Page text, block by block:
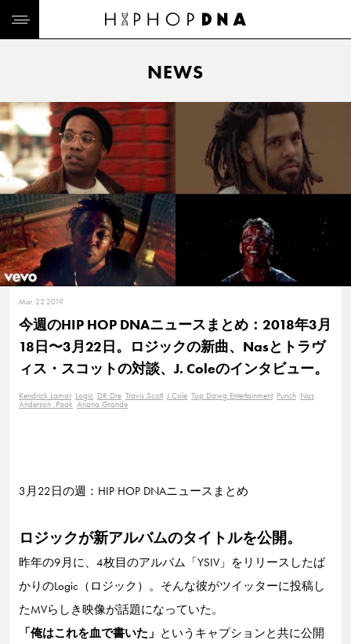
NEWS
Mar. 22 2019
今週のHIP HOP DNAニュースまとめ：2018年3月
18日〜3月22日。ロジックの新曲、Nasとトラヴ
ィス・スコットの対談、J. Coleのインタビュー。
Kendrick Lamar Logic DR.Dre Travis Scott J.Cole Top Dawg Entertainment Punch Nas
Anderson .Paak Ariana Grande
3月22日の週：HIP HOP DNAニュースまとめ
ロジックが新アルバムのタイトルを公開。
昨年の9月に、4枚目のアルバム「YSIV」をリリースしたば
かりのLogic（ロジック）。そんな彼がツイッターに投稿し
たMVらしき映像が話題になっていた。
「俺はこれを血で書いた」 というキャプションと共に公開